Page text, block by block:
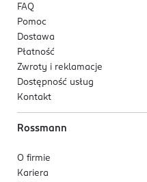
FAQ
Pomoc
Dostawa
Płatność
Zwroty i reklamacje
Dostępność usług
Kontakt
Rossmann
O firmie
Kariera